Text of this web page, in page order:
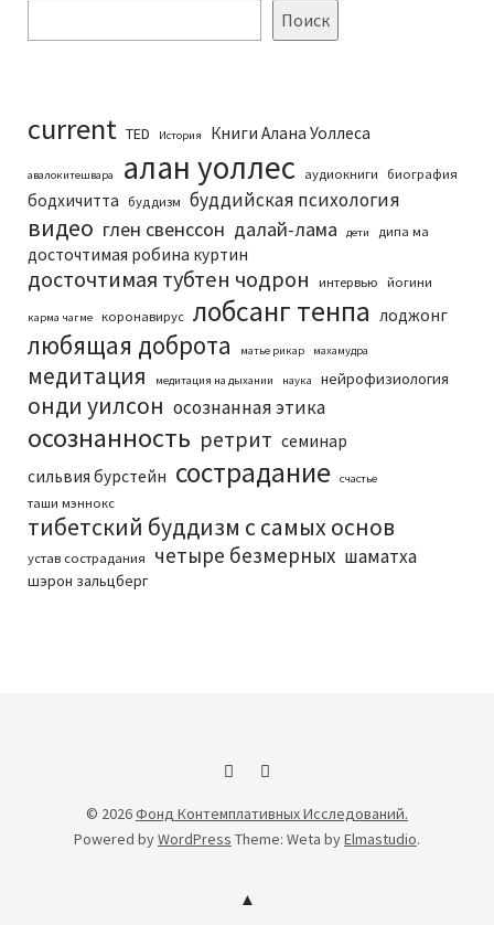
Поиск
current TED История Книги Алана Уоллеса
авалокитешвара алан уоллес аудиокниги биография
бодхичитта буддизм буддийская психология
видео глен свенссон далай-лама дети дипа ма
досточтимая робина куртин
досточтимая тубтен чодрон интервью йогини
карма чагме коронавирус лобсанг тенпа лоджонг
любящая доброта матье рикар махамудра
медитация медитация на дыхании наука нейрофизиология
онди уилсон осознанная этика
осознанность ретрит семинар
сильвия бурстейн сострадание счастье
таши мэннокс
тибетский буддизм с самых основ
устав сострадания четыре безмерных шаматха
шэрон зальцберг
Facebook
Youtube
© 2026Фонд Контемплативных Исследований.
Powered byWordPress Theme: Weta byElmastudio.